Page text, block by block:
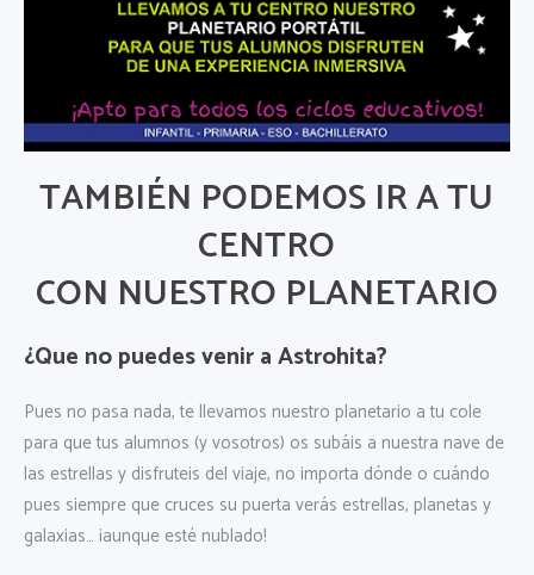
TAMBIÉN PODEMOS IR A TU
CENTRO
CON NUESTRO PLANETARIO
¿Que no puedes venir a Astrohita?
Pues no pasa nada, te llevamos nuestro planetario a tu cole
para que tus alumnos (y vosotros) os subáis a nuestra nave de
las estrellas y disfruteis del viaje, no importa dónde o cuándo
pues siempre que cruces su puerta verás estrellas, planetas y
galaxias… ¡aunque esté nublado!